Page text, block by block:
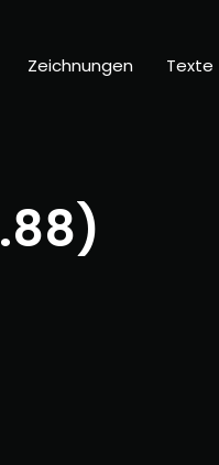
Zeichnungen Texte